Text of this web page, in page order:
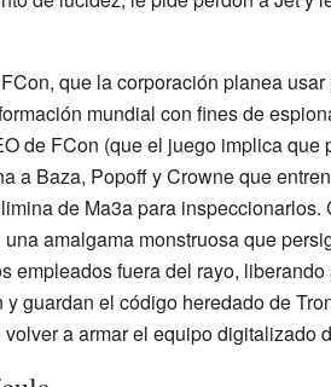
que la corporación planea
mundial con fines de
de FCon (que el juego implica
a Baza, Popoff y Crowne que
de Ma3a para
amalgama monstruosa que
empleados fuera del rayo,
guardan el código heredado de
a armar el equipo digitalizado